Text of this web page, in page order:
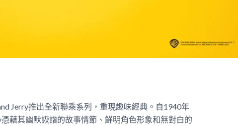
Jerry推出全新聯乘系列，重現趣味經典。自1940年
藉其幽默詼諧的故事情節、鮮明角色形象和無對白的